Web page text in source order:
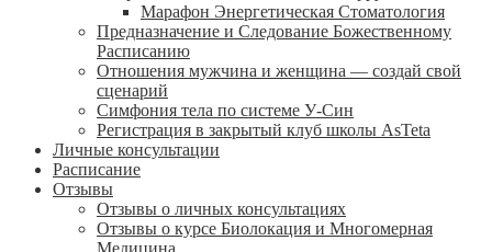
Марафон Энергетическая Cтоматология
Предназначение и Следование Божественному
Расписанию
Отношения мужчина и женщина — создай свой
сценарий
Симфония тела по системе У-Син
Регистрация в закрытый клуб школы AsTeta
Личные консультации
Расписание
Отзывы
Отзывы о личных консультациях
Отзывы о курсе Биолокация и Многомерная
Медицина